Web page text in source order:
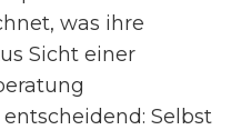
was ihre
Sicht einer
Selbst